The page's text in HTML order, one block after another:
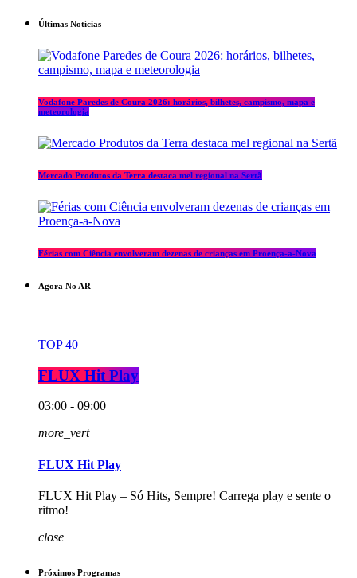
Últimas Notícias
Vodafone Paredes de Coura 2026: horários, bilhetes, campismo, mapa e
meteorologia
Mercado Produtos da Terra destaca mel regional na Sertã
Férias com Ciência envolveram dezenas de crianças em Proença-a-Nova
Agora No AR
TOP 40
FLUX Hit Play
03:00 - 09:00
more_vert
FLUX Hit Play
FLUX Hit Play – Só Hits, Sempre! Carrega play e sente o
ritmo!
close
Próximos Programas